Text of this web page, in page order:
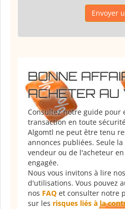
Envoyer
BONNE
ACHETER AU
Consultez notre guide pour
transaction en toute
Algomtl ne peut être tenu
annonces publiées. Seule
vendeur ou de l'acheteur
engagée.
Nous vous invitons à lire
d'utilisations. Vous pouvez
nos FAQ et consulter notre
sur les risques liés à la